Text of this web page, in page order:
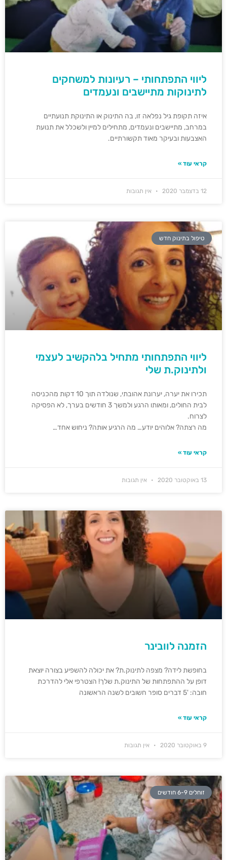
ליווי התפתחותי – רעיונות למשחקים
לתינוקות מתיישבים ונעמדים
איזה תקופת גיל נפלאה זו, בה התינוק או התינוקת תנועתיים
במרחב, מתיישבים ונעמדים, מתחילים למיין ולשכלל את תנועת
האצבעות ובעיקר מאוד תקשורתיים.
קראי עוד »
12 בדצמבר 2020 אין תגובות
טיפול בתינוק חדש
ליווי התפתחותי מתחיל בלהקשיב לעצמי
ולתינוק.ת שלי
תכירו את יערה, יערונת אהובתי, שנולדה תוך 10 דקות מהכניסה
לבית החולים, ומאותו הרגע ולמשך 3 חודשים בערך, לא הפסיקה
לצרוח.
מה רצתה? אלוהים יודע… מה הרגיע אותה? ניחוש אחד…
קראי עוד »
13 באוקטובר 2020 אין תגובות
הזמנה לוובינר
בחופשת לידה? מצפה לתינוק.ת? את יכולה להשפיע בצורה יוצאת
דופן על ההתפתחות של התינוק.ת שלך! הצטרפי אלי להדרכת
חובה: '5 דברים סופר חשובים לשנה הראשונה
קראי עוד »
9 באוקטובר 2020 אין תגובות
זוחלים 6-9 חודשים